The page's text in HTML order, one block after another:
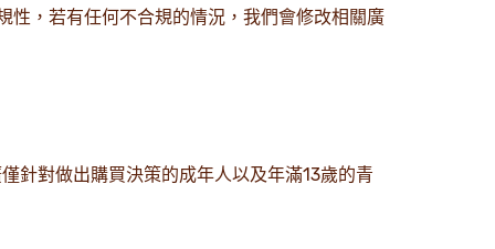
性，若有任何不合規的情況，我們會修改相關廣
針對做出購買決策的成年人以及年滿13歲的青